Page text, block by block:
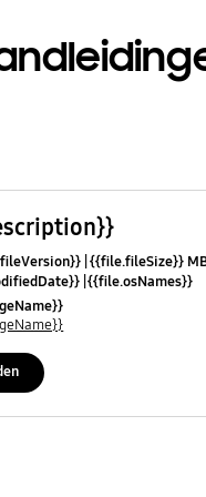
{{file.fileSize}}
{{file.osNames}}